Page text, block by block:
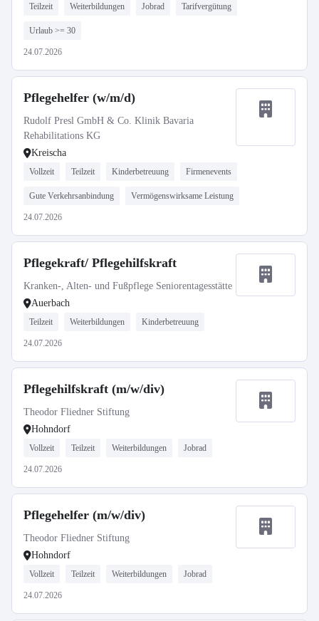
Teilzeit Weiterbildungen Jobrad Tarifvergütung
Urlaub >= 30
24.07.2026
Pflegehelfer (w/m/d)
Rudolf Presl GmbH & Co. Klinik Bavaria
Rehabilitations KG
Kreischa
Vollzeit Teilzeit Kinderbetreuung Firmenevents
Gute Verkehrsanbindung Vermögenswirksame Leistung
24.07.2026
Pflegekraft/ Pflegehilfskraft
Kranken-, Alten- und Fußpflege Seniorentagesstätte
Auerbach
Teilzeit Weiterbildungen Kinderbetreuung
24.07.2026
Pflegehilfskraft (m/w/div)
Theodor Fliedner Stiftung
Hohndorf
Vollzeit Teilzeit Weiterbildungen Jobrad
24.07.2026
Pflegehelfer (m/w/div)
Theodor Fliedner Stiftung
Hohndorf
Vollzeit Teilzeit Weiterbildungen Jobrad
24.07.2026